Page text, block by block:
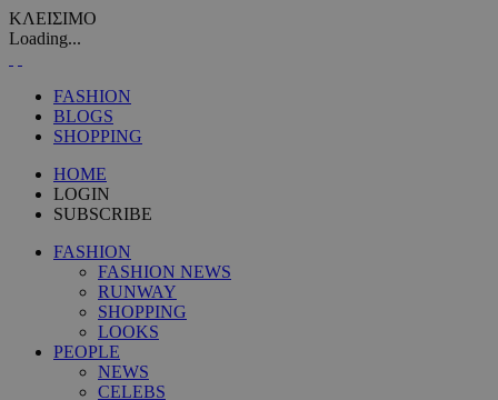
ΚΛΕΙΣΙΜΟ
Loading...
FASHION
BLOGS
SHOPPING
HOME
LOGIN
SUBSCRIBE
FASHION
FASHION NEWS
RUNWAY
SHOPPING
LOOKS
PEOPLE
NEWS
CELEBS